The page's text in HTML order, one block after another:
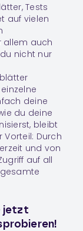
Tests
auf vielen
allem auch
nicht nur
deine
du deine
bleibt
Vorteil: Durch
und von
auf all
jetzt